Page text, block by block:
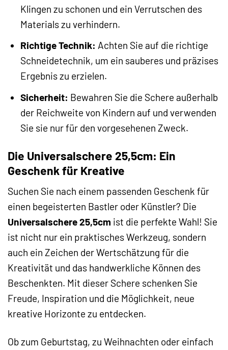
Klingen zu schonen und ein Verrutschen des
Materials zu verhindern.
Richtige Technik: Achten Sie auf die richtige
Schneidetechnik, um ein sauberes und präzises
Ergebnis zu erzielen.
Sicherheit: Bewahren Sie die Schere außerhalb
der Reichweite von Kindern auf und verwenden
Sie sie nur für den vorgesehenen Zweck.
Die Universalschere 25,5cm: Ein
Geschenk für Kreative
Suchen Sie nach einem passenden Geschenk für
einen begeisterten Bastler oder Künstler? Die
Universalschere 25,5cm ist die perfekte Wahl! Sie
ist nicht nur ein praktisches Werkzeug, sondern
auch ein Zeichen der Wertschätzung für die
Kreativität und das handwerkliche Können des
Beschenkten. Mit dieser Schere schenken Sie
Freude, Inspiration und die Möglichkeit, neue
kreative Horizonte zu entdecken.
Ob zum Geburtstag, zu Weihnachten oder einfach